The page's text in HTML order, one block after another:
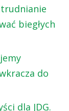
biegłych
do
dla JDG.